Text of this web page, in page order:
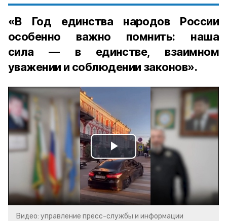
«В Год единства народов России
особенно важно помнить: наша
сила — в единстве, взаимном
уважении и соблюдении законов».
Play
Video
Видео: управление пресс-службы и информации